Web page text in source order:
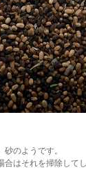
のようです。
はそれを掃除して